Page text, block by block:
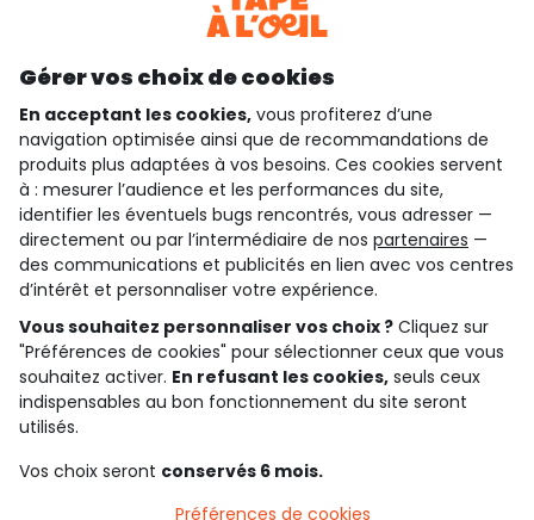
qui sommes-nous ?
besoin d'aide ?
le club fidélité
notre catalogue
Conditions générales de ventes et d'utilisation
Conditions d’utilisation des réseaux sociaux
Politique de confidentialité
Cookies et données personnelles
Paramètres des cookies
Gérer vos choix de cookies
En acceptant les cookies, vous profiterez d’une
navigation optimisée ainsi que de recommandations de
produits plus adaptées à vos besoins. Ces cookies servent
à : mesurer l’audience et les performances du site,
identifier les éventuels bugs rencontrés, vous adresser —
directement ou par l’intermédiaire de nos partenaires —
des communications et publicités en lien avec vos centres
d’intérêt et personnaliser votre expérience.
Vous souhaitez personnaliser vos choix ? Cliquez sur
"Préférences de cookies" pour sélectionner ceux que vous
souhaitez activer. En refusant les cookies, seuls ceux
indispensables au bon fonctionnement du site seront
utilisés.
Vos choix seront conservés 6 mois.
Préférences de cookies